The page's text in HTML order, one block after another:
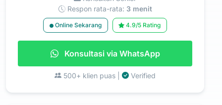
Respon rata-rata: 3 menit
Online Sekarang 4.9/5 Rating
Konsultasi via WhatsApp
500+ klien puas | Verified